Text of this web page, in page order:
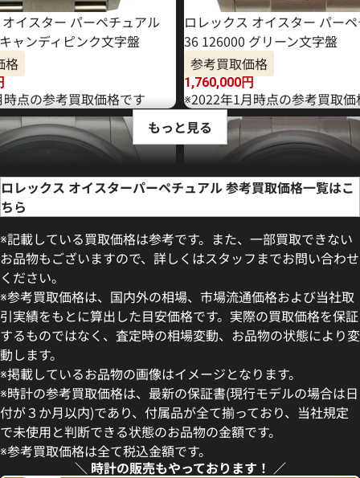
イスター パーペチュアル
ャンディピンク文字盤
格
点の参考買取価格です
ロレックス オイスター パー
36 126000 グリーン文字盤
参考買取価格
1,760,000円
※2022年1月時点の参考買取価
イスターパーペチュアル36
ブレーションモチーフ文字盤
格
点の参考買取価格です
ロレックス オイスターパーペ
277200 ブルー セレブレーシ
フ文字盤
参考買取価格
1,880,000
※2026年6月時点の参考買取価
もっと見る
ロレックス オイスターパーペチュアル 参考買取価格一覧はこ
ちら
※記載している買取価格は参考です。また、一部買取できない
お品物もございますので、詳しくはスタッフまでお問い合わせ
ください。
※参考買取価格は、国内外の相場、市場流通価格および当社取
引実績をもとに算出した目安価格です。実際の買取価格を保証
するものではなく、査定時の相場変動、お品物の状態により変
動します。
※掲載しているお品物の画像はイメージとなります。
※時計の参考買取価格は、最新の保証書(現行モデルの場合は日
付が３か月以内)であり、付属品が全て揃っており、当社規定
で未使用と判断できる状態のお品物の金額です。
※参考買取価格は全て税込金額です。
＼ 時計の販売もやっております！ ／